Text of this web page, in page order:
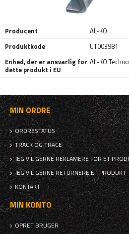
Producent
AL-KO
Produktkode
UT003981
Enhed, der er ansvarlig for
dette produkt i EU
AL-KO
MIN ORDRE
ORDRESTATUS
TRACK OG TRACE
JEG VIL GERNE REKLAMERE FOR ET
JEG VIL GERNE RETURNERE ET PRODUKT
KONTAKT
MIN KONTO
OPRET BRUGER